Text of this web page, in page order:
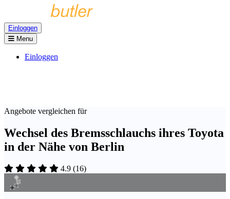
Einloggen
Menu
Einloggen
Angebote vergleichen für
Wechsel des Bremsschlauchs ihres Toyota
in der Nähe von Berlin
4.9 (16)